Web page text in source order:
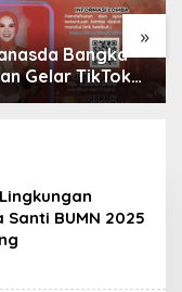
»
Bangka
Gelar TikTok
Competition
BUMN 2025